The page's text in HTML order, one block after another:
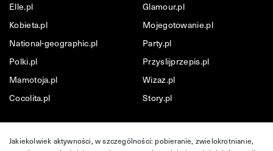
Elle.pl
Glamour.pl
Kobieta.pl
Mojegotowanie.pl
National-geographic.pl
Party.pl
Polki.pl
Przyslijprzepis.pl
Mamotoja.pl
Wizaz.pl
Cocolita.pl
Story.pl
Jakiekolwiek aktywności, w szczególności: pobieranie, zwielokrotnianie,